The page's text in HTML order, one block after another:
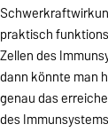
praktisch
Zellen des
dann könnte man
genau das
des